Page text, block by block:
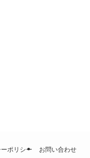
ポリシー お問い合わせ